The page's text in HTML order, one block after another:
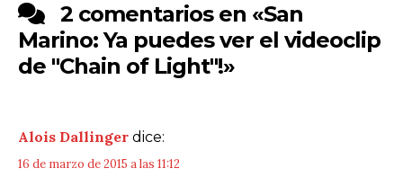
2 comentarios en «San
Marino: Ya puedes ver el videoclip
de "Chain of Light"!»
Alois Dallinger dice:
16 de marzo de 2015 a las 11:12